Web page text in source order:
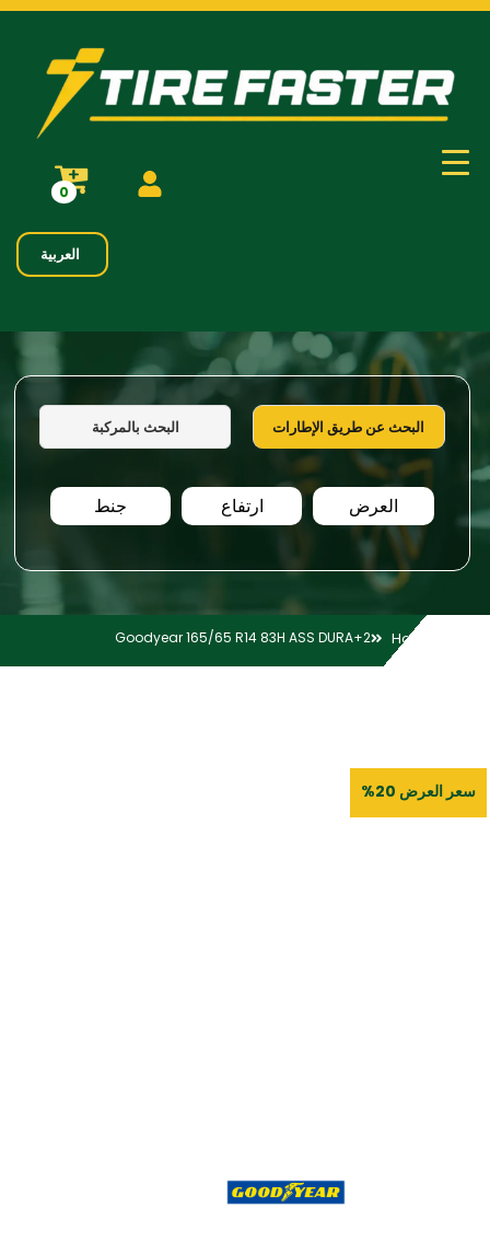
0
العربية
البحث عن طريق الإطارات البحث بالمركبة
العرض ارتفاع جنط
Home
Goodyear 165/65 R14 83H ASS DURA+2
سعر العرض 20%